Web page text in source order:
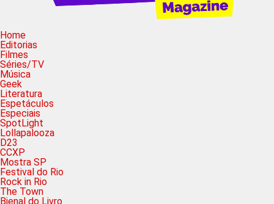
Home
Editorias
Filmes
Séries/TV
Música
Geek
Literatura
Espetáculos
Especiais
SpotLight
Lollapalooza
D23
CCXP
Mostra SP
Festival do Rio
Rock in Rio
The Town
Bienal do Livro